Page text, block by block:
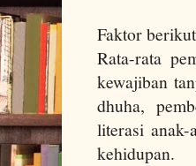
Faktor
Rata-rata
kewajiban
dhuha,
literasi
kehidupan.